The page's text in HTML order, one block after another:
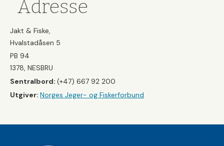
Adresse
Jakt & Fiske,
Hvalstadåsen 5
PB 94
1378, NESBRU
Sentralbord: (+47) 667 92 200
Utgiver: Norges Jeger- og Fiskerforbund